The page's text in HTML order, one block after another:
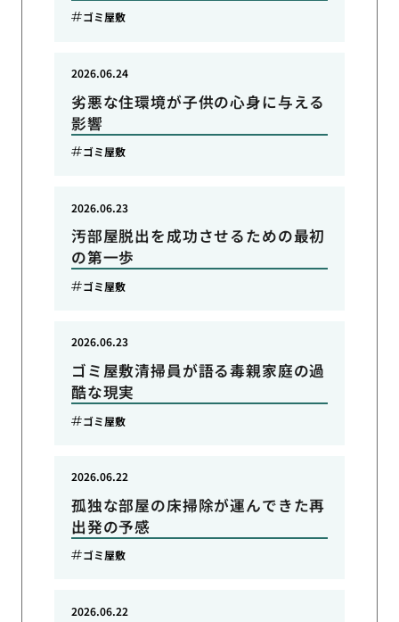
ゴミ屋敷
劣悪な住環境が子供の心身に与える
影響
2026.06.24
ゴミ屋敷
汚部屋脱出を成功させるための最初
の第一歩
2026.06.23
ゴミ屋敷
ゴミ屋敷清掃員が語る毒親家庭の過
酷な現実
2026.06.23
ゴミ屋敷
孤独な部屋の床掃除が運んできた再
出発の予感
2026.06.22
ゴミ屋敷
2026.06.22